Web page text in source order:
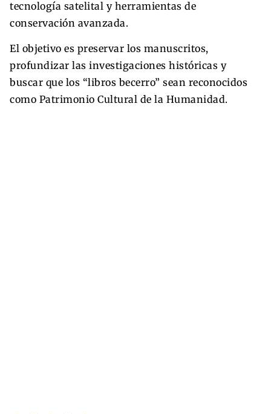
tecnología satelital y herramientas de
conservación avanzada.
El objetivo es preservar los manuscritos,
profundizar las investigaciones históricas y
buscar que los “libros becerro” sean reconocidos
como Patrimonio Cultural de la Humanidad.